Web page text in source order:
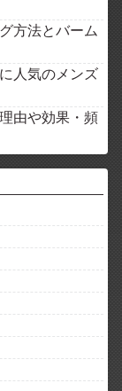
方法とバーム
人気のメンズ
由や効果・頻